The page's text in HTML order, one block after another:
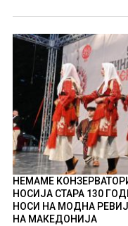
НЕМАМЕ
НОСИЈА СТАРА 130
НОСИ НА МОДНА
НА МАКЕДОНИЈА